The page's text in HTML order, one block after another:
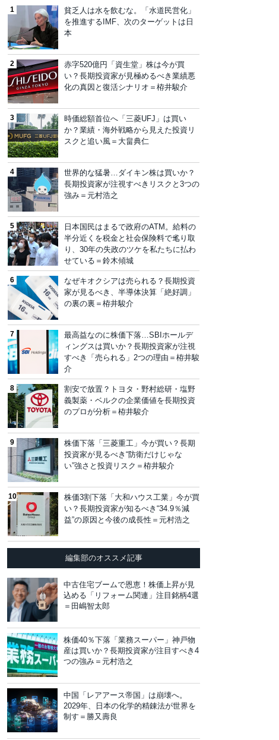
貧乏人は水を飲むな。「水道民営化」
を推進するIMF、次のターゲットは日
本
赤字520億円「資生堂」株は今が買
い？長期投資家が見極めるべき業績悪
化の真因と復活シナリオ＝栫井駿介
時価総額首位へ「三菱UFJ」は買い
か？業績・海外戦略から見えた投資リ
スクと追い風＝大畠典仁
世界的な猛暑…ダイキン株は買いか？
長期投資家が注視すべきリスクと3つの
強み＝元村浩之
日本国民はまるで政府のATM。給料の
半分近くを税金と社会保険料で毟り取
り、30年の失政のツケを私たちに払わ
せている＝鈴木傾城
なぜキオクシアは売られる？長期投資
家が見るべき、半導体決算「絶好調」
の裏の裏＝栫井駿介
最高益なのに株価下落…SBIホールデ
ィングスは買いか？長期投資家が注視
すべき「売られる」2つの理由＝栫井駿
介
割安で放置？トヨタ・野村総研・塩野
義製薬・ベルクの企業価値を長期投資
のプロが分析＝栫井駿介
株価下落「三菱重工」今が買い？長期
投資家が見るべき“防衛だけじゃな
い”強さと投資リスク＝栫井駿介
株価3割下落「大和ハウス工業」今が買
い？長期投資家が知るべき“34.9％減
益”の原因と今後の成長性＝元村浩之
編集部のオススメ記事
中古住宅ブームで恩恵！株価上昇が見
込める「リフォーム関連」注目銘柄4選
＝田嶋智太郎
株価40％下落「業務スーパー」神戸物
産は買いか？長期投資家が注目すべき4
つの強み＝元村浩之
中国「レアアース帝国」は崩壊へ。
2029年、日本の化学的精錬法が世界を
制す＝勝又壽良